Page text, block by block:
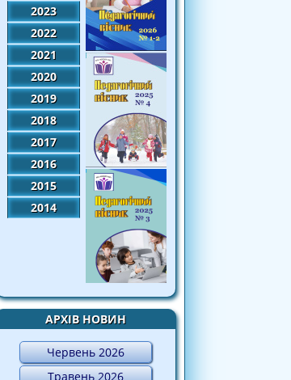
2023
2022
2021
2020
2019
2018
2017
2016
2015
2014
АРХІВ НОВИН
Червень 2026
Травень 2026